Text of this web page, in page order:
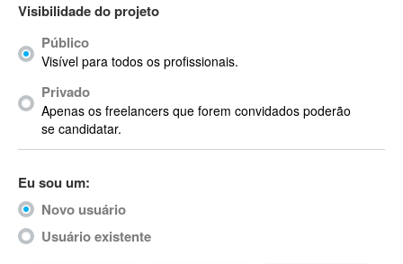
ACID Pro
ACPI
Acrobat
Acrobat X
Acronis
ACT
Actimize
ActionScript
ActionScript 3
Visibilidade do projeto
Público
Visível para todos os profissionais.
Privado
Apenas os freelancers que forem convidados poderão
se candidatar.
Eu sou um:
Novo usuário
Usuário existente